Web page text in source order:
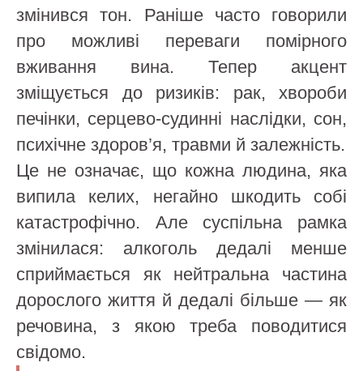
змінився тон. Раніше часто говорили
про можливі переваги помірного
вживання вина. Тепер акцент
зміщується до ризиків: рак, хвороби
печінки, серцево-судинні наслідки, сон,
психічне здоров’я, травми й залежність.
Це не означає, що кожна людина, яка
випила келих, негайно шкодить собі
катастрофічно. Але суспільна рамка
змінилася: алкоголь дедалі менше
сприймається як нейтральна частина
дорослого життя й дедалі більше — як
речовина, з якою треба поводитися
свідомо.